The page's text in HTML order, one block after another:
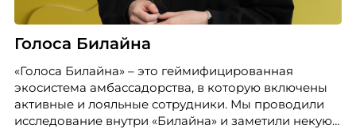
Голоса Билайна
«Голоса Билайна» – это геймифицированная
экосистема амбассадорства, в которую включены
активные и лояльные сотрудники. Мы проводили
исследование внутри «Билайна» и заметили некую